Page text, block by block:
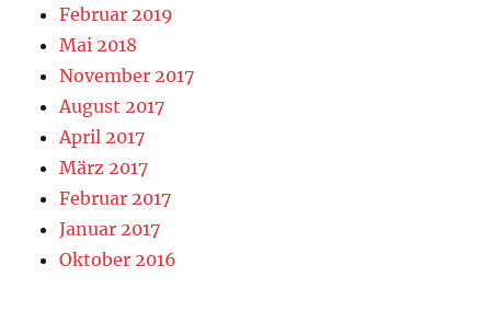
Februar 2019
Mai 2018
November 2017
August 2017
April 2017
März 2017
Februar 2017
Januar 2017
Oktober 2016